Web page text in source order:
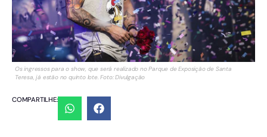
Os ingressos para o show, que será realizado no Parque de Exposição de Santa
Teresa, já estão no quinto lote. Foto: Divulgação
COMPARTILHE: